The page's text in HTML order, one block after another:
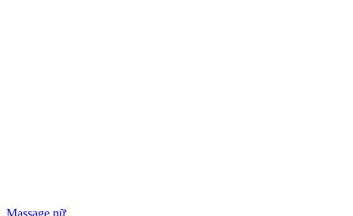
Massage nữ